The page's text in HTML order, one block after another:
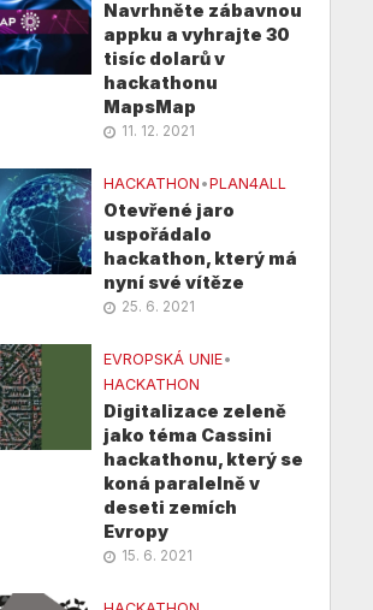
Navrhněte zábavnou
appku a vyhrajte 30
tisíc dolarů v
hackathonu
MapsMap
11. 12. 2021
HACKATHON •PLAN4ALL
Otevřené jaro
uspořádalo
hackathon, který má
nyní své vítěze
25. 6. 2021
EVROPSKÁ UNIE•
HACKATHON
Digitalizace zeleně
jako téma Cassini
hackathonu, který se
koná paralelně v
deseti zemích
Evropy
15. 6. 2021